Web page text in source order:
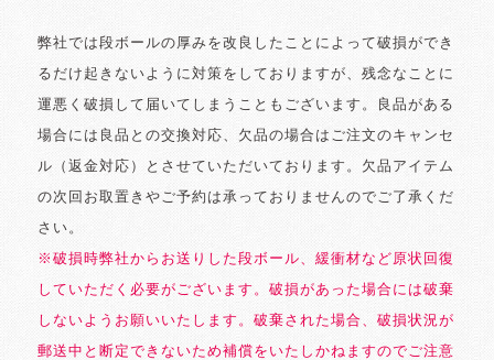
弊社では段ボールの厚みを改良したことによって破損ができ
るだけ起きないように対策をしておりますが、残念なことに
運悪く破損して届いてしまうこともございます。良品がある
場合には良品との交換対応、欠品の場合はご注文のキャンセ
ル（返金対応）とさせていただいております。欠品アイテム
の次回お取置きやご予約は承っておりませんのでご了承くだ
さい。
※破損時弊社からお送りした段ボール、緩衝材など原状回復
していただく必要がございます。破損があった場合には破棄
しないようお願いいたします。破棄された場合、破損状況が
郵送中と断定できないため補償をいたしかねますのでご注意